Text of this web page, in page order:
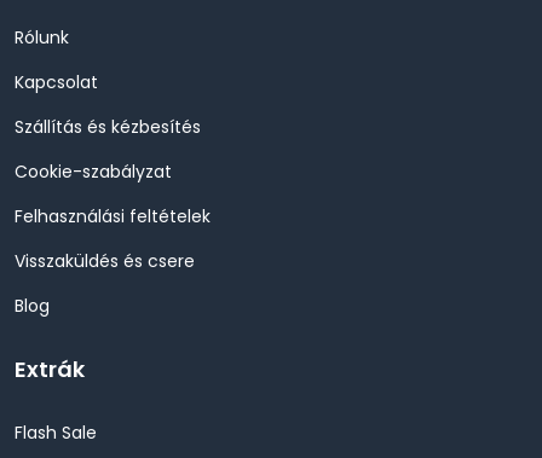
Rólunk
Kapcsolat
Szállítás és kézbesítés
Cookie-szabályzat
Felhasználási feltételek
Visszaküldés és csere
Blog
Extrák
Flash Sale